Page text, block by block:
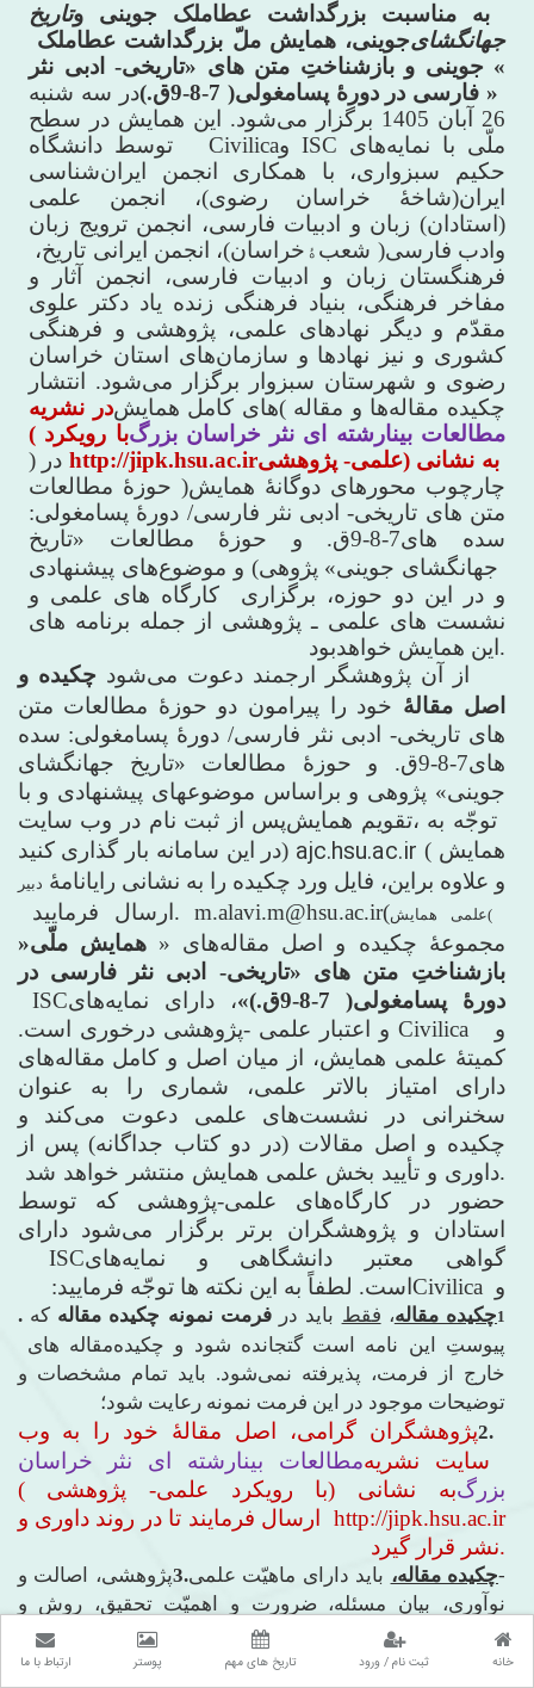
خانه ثبت نام / ورود تاریخ های مهم پوستر ارتباط با ما
تاریخ
جهانگشای
جوینی و «
بازشناختِ متن های «تاریخی- ادبی نثر
فارسی در دورۀ پسامغولی( 7-8-9ق.) »
در سه شنبه
26 آبان 1405 برگزار
میشود. این همایش در سطح
ملّی با نمایههای ISC وCivilica
توسط دانشگاه
حکیم سبزواری، با همکاری انجمن ایرانشناسی
ایران(شاخۀ خراسان رضوی)، انجمن علمی
(استادان) زبان و ادبیات فارسی، انجمن ترویج زبان
وادب فارسی( شعبۀ
فرهنگستان زبان و ادبیات فارسی، انجمن آثار و
مفاخر فرهنگی، بنیاد فرهنگی زنده یاد دکتر علوی
مقدّم و دیگر نهادهای علمی، پژوهشی و فرهنگی
کشوری و نیز نهادها و سازمانهای استان خراسان
رضوی و شهرستان سبزوار برگزار میشود. انتشار
چکیده مقالهها و مقاله های کامل همایش(
در نشریه
مطالعات بینارشته ای نثر خراسان بزرگ
( با رویکرد
علمی- پژوهشی) به نشانی
http://jipk.hsu.ac.ir
) در
چارچوب محورهای دوگانۀ همایش( حوزۀ مطالعات
متن های تاریخی- ادبی نثر فارسی/ دورۀ پسامغولی:
سده های7-8-9ق. و حوزۀ مطالعات «تاریخ
موضوعهای پیشنهادی
و در این دو حوزه، برگزاری
کارگاه های علمی و
نشست های علمی ـ پژوهشی از جمله برنامه های
این همایش خواهدبود.
از آن پژوهشگر ارجمند دعوت میشود چکیده و
اصل مقالۀ خود را پیرامون دو حوزۀ مطالعات متن
های تاریخی- ادبی نثر فارسی/ دورۀ پسامغولی: سده
های7-8-9ق. و حوزۀ مطالعات «تاریخ جهانگشای
جوینی» پژوهی و براساس موضوع­های پیشنهادی و با
تقویم همایش، پس
از ثبت نام در وب سایت
همایش (
ajc.hsu.ac.ir
)در این سامانه بار گذاری کنید
و علاوه براین، فایل ورد چکیده را به نشانی رایانامۀ دبیر
علمی همایش(
(
m.alavi.m@hsu.ac.ir
ارسال فرمایید.
مجموعۀ چکیده و اصل مقالههای « همایش ملّی«
بازشناختِ متن های «تاریخی- ادبی نثر فارسی در
دورۀ پسامغولی( 7-8-9ق.)»
، دارای نمایههایISC
و
Civilica و اعتبار علمی -پژوهشی درخوری است.
کمیتۀ علمی همایش، از میان اصل و کامل مقالههای
دارای امتیاز بالاتر علمی، شماری را به عنوان
سخنرانی در نشستهای علمی دعوت میکند و
چکیده و اصل مقالات (در دو کتاب جداگانه) پس از
داوری و تأیید بخش علمی همایش منتشر خواهد شد.
حضور در کارگاههای علمی-پژوهشی که توسط
استادان و پژوهشگران برتر برگزار میشود دارای
گواهی معتبر دانشگاهی و نمایههایISC
و Civilica است. لطفاً به این نکته ها توجّه فرمایید:
1
. چکیده مقاله، فقط باید درفرمت نمونه چکیده مقاله که
پیوستِ این نامه است گتجانده شود و چکیده
خارج از فرمت، پذیرفته نمیشود. باید تمام مشخصات و
توضیحات موجود در این فرمت نمونه رعایت شود؛
2.پژوهشگران گرامی، اصل مقالۀ خود را به وب
مطالعات بینارشته ای نثر خراسان
بزرگ( با رویکرد علمی- پژوهشی) به نشانی
http://jipk.hsu.ac.ir
ارسال فرمایند تا در روند داوری و
نشر قرار گیرد.
3. چکیده مقاله،باید دارای ماهیّت علمی-
پژوهشی، اصالت و
نوآوری، بیان مسئله، ضرورت­ و اهمیّت تحقیق، روش و
هدف­
ها و دستاوردهای تحقیق باشد (بدون عنوان­
های فرعی)؛
رعایت اصول نگارشی مراکز دانشگاهی و «دستور خط